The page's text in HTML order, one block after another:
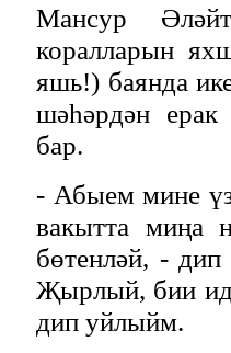
Мансур
коралларын
яшь!) баянда
шәһәрдән
бар.
- Абыем мине
вакытта миңа
бөтенләй, -
Җырлый, бии
дип уйлыйм.